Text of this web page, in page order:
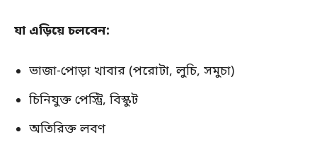
যা এড়িয়ে চলবেন:
ভাজা-পোড়া খাবার (পরোটা, লুচি, সমুচা)
চিনিযুক্ত পেস্ট্রি, বিস্কুট
অতিরিক্ত লবণ